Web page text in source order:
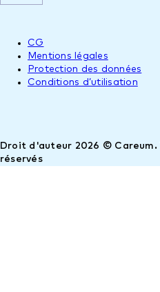
Droit d'auteur 2026 © Careum.
réservés
CG
Mentions légales
Protection des données
Conditions d’utilisation